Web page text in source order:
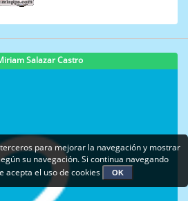
Salazar Castro
para mejorar la navegación y mostrar
su navegación. Si continua navegando
acepta el uso de cookies
OK